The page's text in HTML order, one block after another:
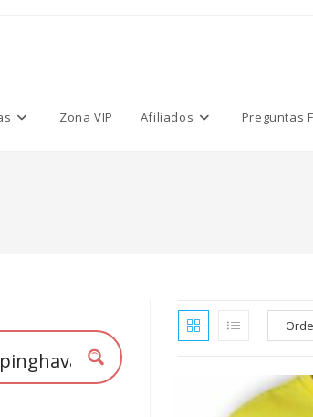
Zona VIP Afiliados Preguntas